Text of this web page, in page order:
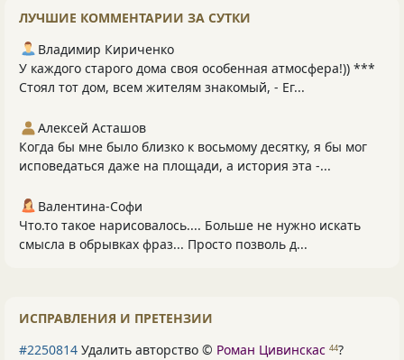
ЛУЧШИЕ КОММЕНТАРИИ ЗА СУТКИ
Владимир Кириченко
У каждого старого дома своя особенная атмосфера!)) ***
Стоял тот дом, всем жителям знакомый, - Ег...
Алексей Асташов
Когда бы мне было близко к восьмому десятку, я бы мог
исповедаться даже на площади, а история эта -...
Валентина-Софи
Что.то такое нарисовалось.... Больше не нужно искать
смысла в обрывках фраз... Просто позволь д...
ИСПРАВЛЕНИЯ И ПРЕТЕНЗИИ
#2250814 Удалить авторство © Роман Цивинскас 44?